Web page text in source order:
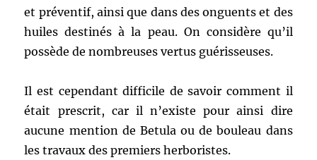
et préventif, ainsi que dans des onguents et des
huiles destinés à la peau. On considère qu’il
possède de nombreuses vertus guérisseuses.
Il est cependant difficile de savoir comment il
était prescrit, car il n’existe pour ainsi dire
aucune mention de Betula ou de bouleau dans
les travaux des premiers herboristes.